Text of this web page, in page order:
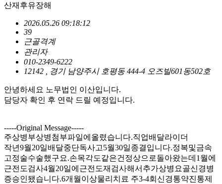
산재후유장해
2026.05.26 09:18:12
39
근골격계
관리자
010-2349-6222
12142 , 경기 남양주시 호평동 444-4 오즈빌601동502호
안녕하세요 노무법인 이산입니다.
담당자 확인 후 연락 드릴 예정입니다.
-----Original Message-----
주상병부상병첨부파일에올렸습니다.직업배달라이더
작년9월20일배달중단독사고5월30일종결입니다.정복및금속
고정술수술했구요.손목각도같은건정상으로돌아왔는데1월에
근전도검사4월20일에근전도재검사해서추가상병요골신경병
증승인됐습니다.6개월이상물리치료 주3-4회신경통약진통제